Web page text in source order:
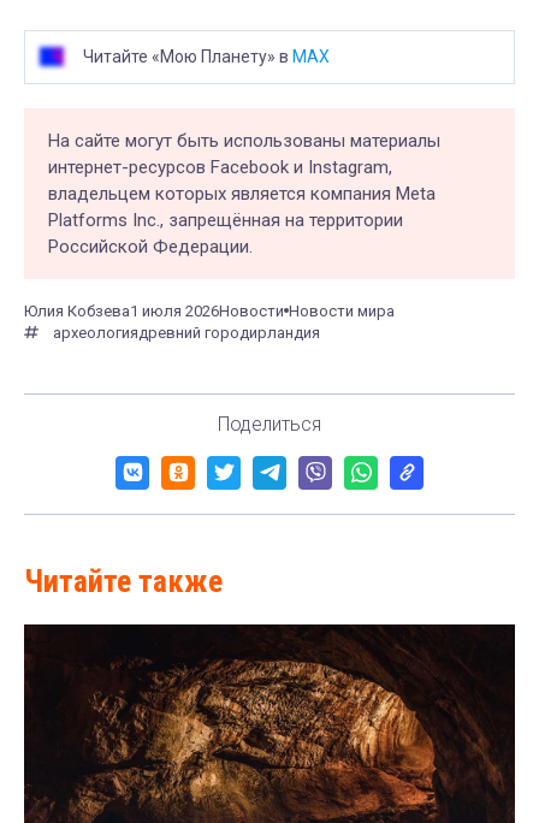
Читайте «Мою Планету» в MAX
На сайте могут быть использованы материалы
интернет-ресурсов Facebook и Instagram,
владельцем которых является компания Meta
Platforms Inc., запрещённая на территории
Российской Федерации.
Юлия Кобзева1 июля 2026Новости Новости мира
археологиядревний городирландия
Поделиться
Читайте также